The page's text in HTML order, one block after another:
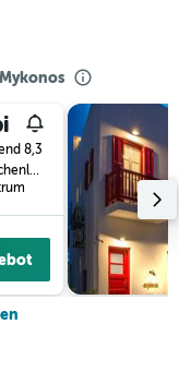
8,3
Limni, Mykonos, Griechenland